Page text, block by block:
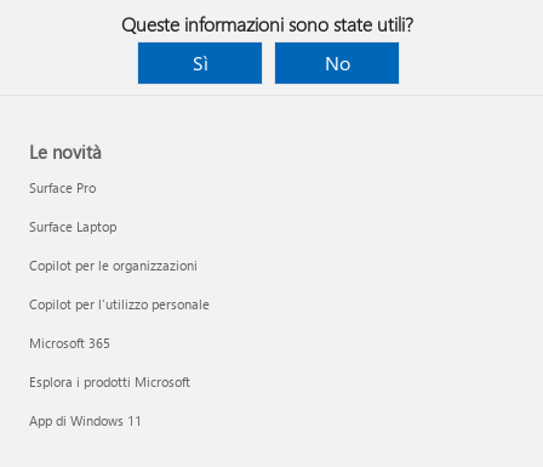
Queste informazioni sono state utili?
Sì
No
Le novità
Surface Pro
Surface Laptop
Copilot per le organizzazioni
Copilot per l'utilizzo personale
Microsoft 365
Esplora i prodotti Microsoft
App di Windows 11